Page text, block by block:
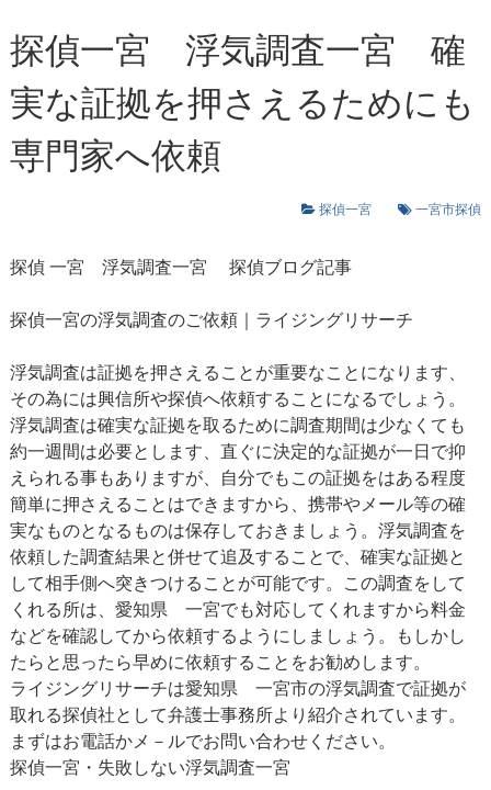
探偵一宮 浮気調査一宮 確
実な証拠を押さえるためにも
専門家へ依頼
探偵一宮 一宮市探偵
探偵 一宮 浮気調査一宮 探偵ブログ記事
探偵一宮の浮気調査のご依頼｜ライジングリサーチ
浮気調査は証拠を押さえることが重要なことになります、
その為には興信所や探偵へ依頼することになるでしょう。
浮気調査は確実な証拠を取るために調査期間は少なくても
約一週間は必要とします、直ぐに決定的な証拠が一日で抑
えられる事もありますが、自分でもこの証拠をはある程度
簡単に押さえることはできますから、携帯やメール等の確
実なものとなるものは保存しておきましょう。浮気調査を
依頼した調査結果と併せて追及することで、確実な証拠と
して相手側へ突きつけることが可能です。この調査をして
くれる所は、愛知県 一宮でも対応してくれますから料金
などを確認してから依頼するようにしましょう。もしかし
たらと思ったら早めに依頼することをお勧めします。
ライジングリサーチは愛知県 一宮市の浮気調査で証拠が
取れる探偵社として弁護士事務所より紹介されています。
まずはお電話かメ－ルでお問い合わせください。
探偵一宮・失敗しない浮気調査一宮